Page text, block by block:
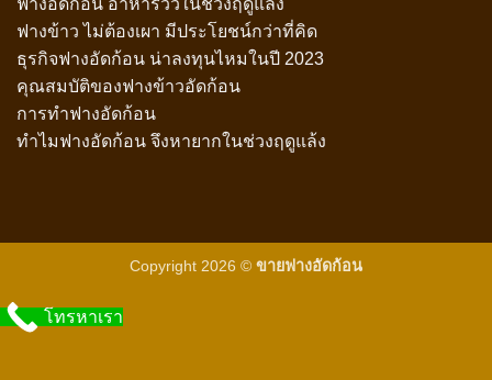
ฟางข้าว ไม่ต้องเผา มีประโยชน์กว่าที่คิด
ธุรกิจฟางอัดก้อน น่าลงทุนไหมในปี 2023
คุณสมบัติของฟางข้าวอัดก้อน
การทำฟางอัดก้อน
ทำไมฟางอัดก้อน จึงหายากในช่วงฤดูแล้ง
Copyright 2026 © ขายฟางอัดก้อน
โทรหาเรา